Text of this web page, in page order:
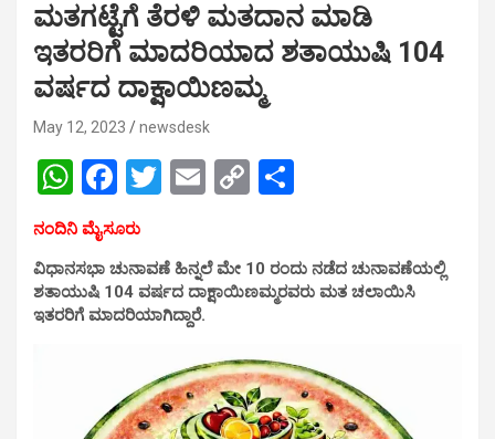
ಮತಗಟ್ಟೆಗೆ ತೆರಳಿ ಮತದಾನ ಮಾಡಿ
ಇತರರಿಗೆ ಮಾದರಿಯಾದ ಶತಾಯುಷಿ 104
ವರ್ಷದ ದಾಕ್ಷಾಯಿಣಮ್ಮ
May 12, 2023 newsdesk
W
h
at
s
A
F
a
ce
b
o
k
T
er
E
C
Li
k
e
ನಂದಿನಿ ಮೈಸೂರು
ವಿಧಾನಸಭಾ ಚುನಾವಣೆ ಹಿನ್ನಲೆ ಮೇ 10 ರಂದು ನಡೆದ ಚುನಾವಣೆಯಲ್ಲಿ
ಶತಾಯುಷಿ 104 ವರ್ಷದ ದಾಕ್ಷಾಯಿಣಮ್ಮರವರು ಮತ ಚಲಾಯಿಸಿ
ಇತರರಿಗೆ ಮಾದರಿಯಾಗಿದ್ದಾರೆ.